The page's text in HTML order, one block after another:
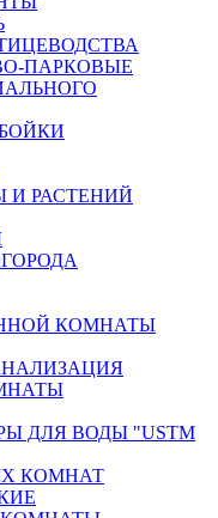
ПАРКОВЫЕ
И РАСТЕНИЙ
КОМНАТЫ
ДЛЯ ВОДЫ "USTM
КОМНАТ